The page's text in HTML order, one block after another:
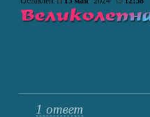
1 ответ